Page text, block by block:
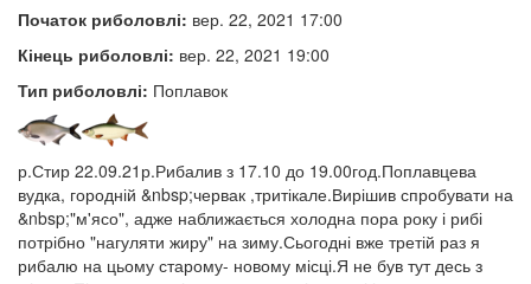
Початок риболовлі: вер. 22, 2021 17:00
Кінець риболовлі: вер. 22, 2021 19:00
Тип риболовлі: Поплавок
р.Стир 22.09.21р.Рибалив з 17.10 до 19.00год.Поплавцева
вудка, городній &nbsp;червак ,тритікале.Вирішив спробувати на
&nbsp;"м'ясо", адже наближається холодна пора року і рибі
потрібно "нагуляти жиру" на зиму.Сьогодні вже третій раз я
рибалю на цьому старому- новому місці.Я не був тут десь з